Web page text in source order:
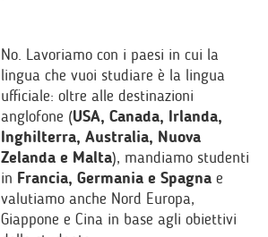
No. Lavoriamo con i paesi in cui la
lingua che vuoi studiare è la lingua
ufficiale: oltre alle destinazioni
anglofone (USA, Canada, Irlanda,
Inghilterra, Australia, Nuova
Zelanda e Malta), mandiamo studenti
in Francia, Germania e Spagna e
valutiamo anche Nord Europa,
Giappone e Cina in base agli obiettivi